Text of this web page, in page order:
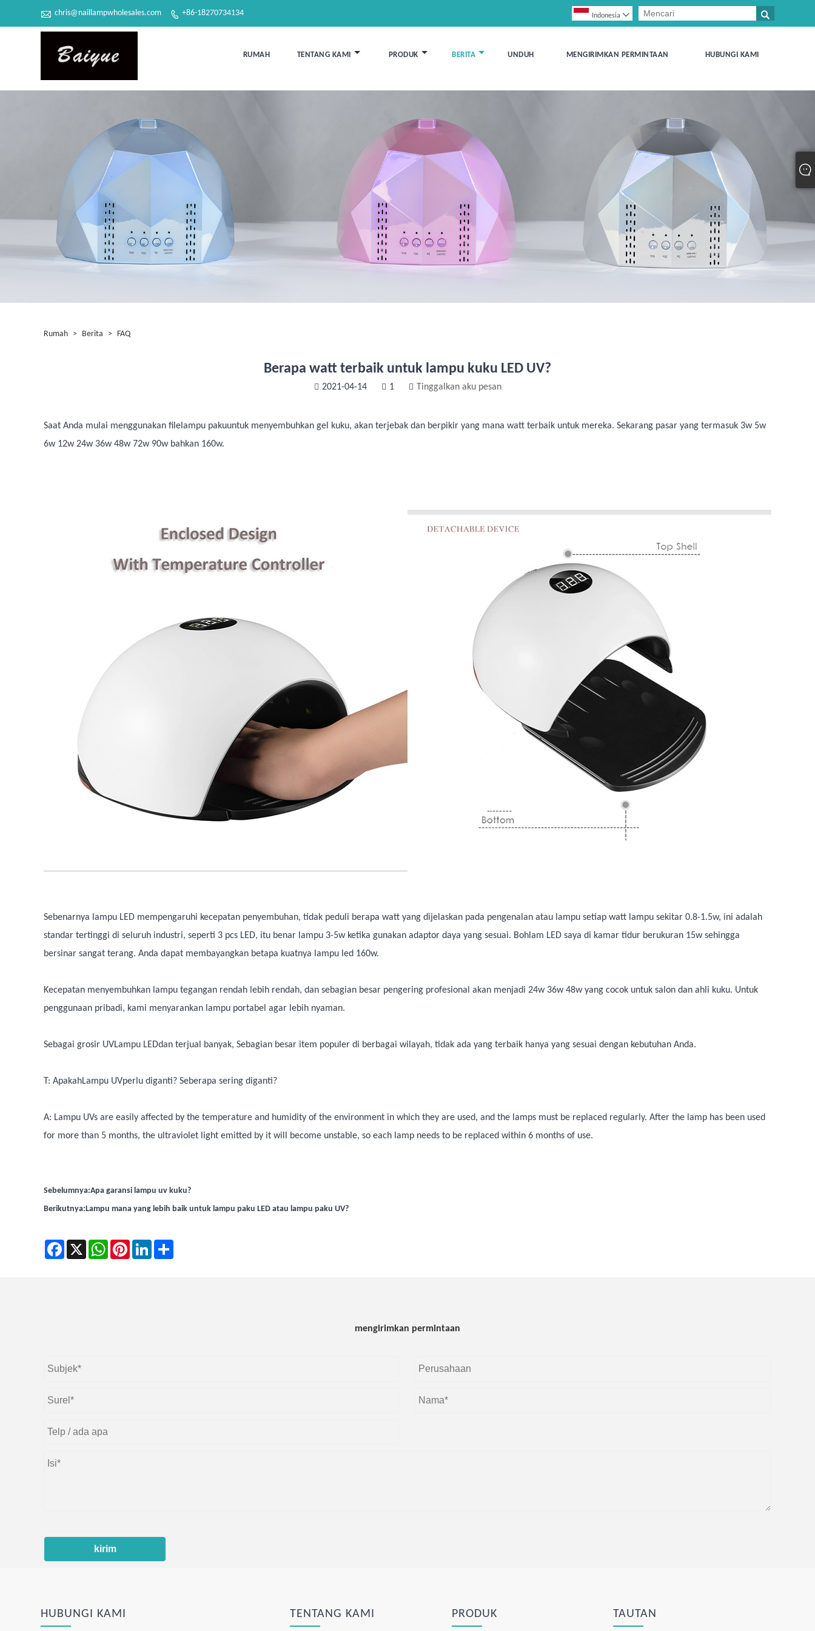
 chris@naillampwholesales.com  +86-18270734134 
Indonesia 
RUMAH TENTANG KAMI PRODUK BERITA UNDUH MENGIRIMKAN PERMINTAAN HUBUNGI KAMI
Rumah > Berita > FAQ
Berapa watt terbaik untuk lampu kuku LED UV?
2021-04-14 1 Tinggalkan aku pesan
Saat Anda mulai menggunakan filelampu pakuuntuk menyembuhkan gel kuku, akan terjebak dan berpikir yang mana watt terbaik untuk mereka. Sekarang pasar yang termasuk 3w 5w
6w 12w 24w 36w 48w 72w 90w bahkan 160w.
Sebenarnya lampu LED mempengaruhi kecepatan penyembuhan, tidak peduli berapa watt yang dijelaskan pada pengenalan atau lampu setiap watt lampu sekitar 0.8-1.5w, ini adalah
standar tertinggi di seluruh industri, seperti 3 pcs LED, itu benar lampu 3-5w ketika gunakan adaptor daya yang sesuai. Bohlam LED saya di kamar tidur berukuran 15w sehingga
bersinar sangat terang. Anda dapat membayangkan betapa kuatnya lampu led 160w.
Kecepatan menyembuhkan lampu tegangan rendah lebih rendah, dan sebagian besar pengering profesional akan menjadi 24w 36w 48w yang cocok untuk salon dan ahli kuku. Untuk
penggunaan pribadi, kami menyarankan lampu portabel agar lebih nyaman.
Sebagai grosir UVLampu LEDdan terjual banyak, Sebagian besar item populer di berbagai wilayah, tidak ada yang terbaik hanya yang sesuai dengan kebutuhan Anda.
T: ApakahLampu UVperlu diganti? Seberapa sering diganti?
A: Lampu UVs are easily affected by the temperature and humidity of the environment in which they are used, and the lamps must be replaced regularly. After the lamp has been used
for more than 5 months, the ultraviolet light emitted by it will become unstable, so each lamp needs to be replaced within 6 months of use.
Sebelumnya:Apa garansi lampu uv kuku?
Berikutnya:Lampu mana yang lebih baik untuk lampu paku LED atau lampu paku UV?
Facebook
X WhatsAppPinterestLinkedIn
mengirimkan permintaan
kirim
HUBUNGI KAMI TENTANG KAMI PRODUK TAUTAN